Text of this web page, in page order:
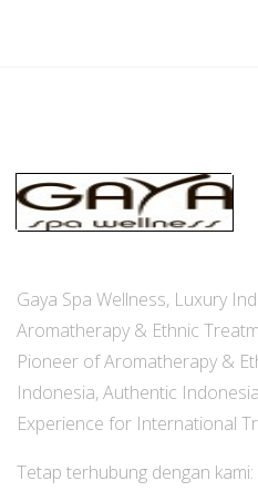
Gaya Spa Wellness, Luxury
Aromatherapy & Ethnic
Pioneer of Aromatherapy &
Indonesia, Authentic
Experience for International
Tetap terhubung dengan kami: